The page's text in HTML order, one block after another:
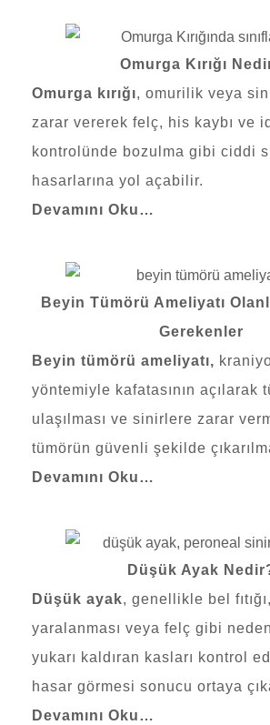
Omurga Kırığı
Omurga kırığı, omurilik veya
zarar vererek felç, his kaybı ve
kontrolünde bozulma gibi ciddi
hasarlarına yol açabilir.
Devamını Oku…
Beyin Tümörü Ameliyatı
Gerekenler
Beyin tümörü ameliyatı,
yöntemiyle kafatasının açılarak
ulaşılması ve sinirlere zarar
tümörün güvenli şekilde
Devamını Oku…
Düşük Ayak
Düşük ayak, genellikle bel
yaralanması veya felç gibi
yukarı kaldıran kasları kontrol
hasar görmesi sonucu ortaya
Devamını Oku…